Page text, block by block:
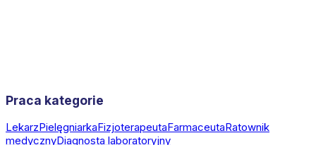
Praca kategorie
LekarzPielęgniarkaFizjoterapeutaFarmaceutaRatownik
medycznyDiagnosta laboratoryjny